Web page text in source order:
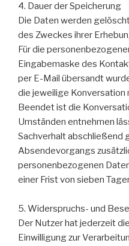
4. Dauer der Speicherung
Die Daten werden
des Zweckes ihrer
Für die
Eingabemaske des
per E-Mail übersandt
die jeweilige
Beendet ist die
Umständen entnehmen
Sachverhalt abschließend
Absendevorgangs
personenbezogenen
einer Frist von sieben
5. Widerspruchs- und
Der Nutzer hat jederzeit
Einwilligung zur